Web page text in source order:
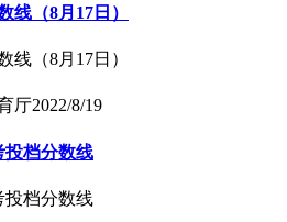
线（8月17日）
线（8月17日）
厅2022/8/19
投档分数线
投档分数线